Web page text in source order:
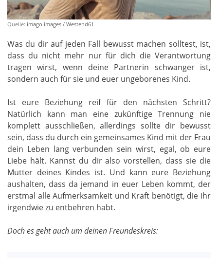
Quelle: imago images / Westend61
Was du dir auf jeden Fall bewusst machen solltest, ist,
dass du nicht mehr nur für dich die Verantwortung
tragen wirst, wenn deine Partnerin schwanger ist,
sondern auch für sie und euer ungeborenes Kind.
Ist eure Beziehung reif für den nächsten Schritt?
Natürlich kann man eine zukünftige Trennung nie
komplett ausschließen, allerdings sollte dir bewusst
sein, dass du durch ein gemeinsames Kind mit der Frau
dein Leben lang verbunden sein wirst, egal, ob eure
Liebe hält. Kannst du dir also vorstellen, dass sie die
Mutter deines Kindes ist. Und kann eure Beziehung
aushalten, dass da jemand in euer Leben kommt, der
erstmal alle Aufmerksamkeit und Kraft benötigt, die ihr
irgendwie zu entbehren habt.
Doch es geht auch um deinen Freundeskreis: